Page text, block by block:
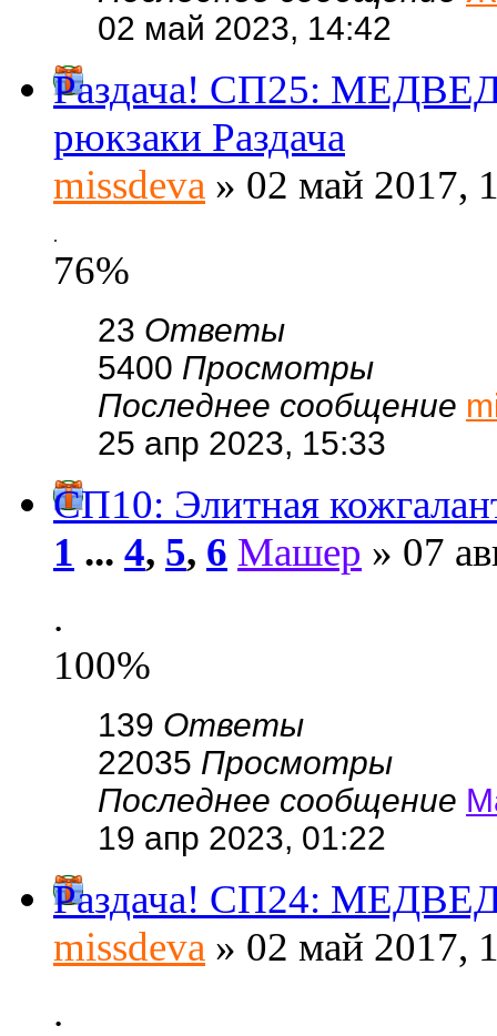
02 май 2023, 14:42
Раздача! СП25:
рюкзаки Раздача
missdeva » 02 май 2017,
.
76%
23 Ответы
5400 Просмотры
Последнее сообщение
25 апр 2023, 15:33
СП10: Элитная
1 ... 4, 5, 6 Машер » 07
.
100%
139 Ответы
22035 Просмотры
Последнее сообщение
19 апр 2023, 01:22
Раздача! СП24:
missdeva » 02 май 2017,
.